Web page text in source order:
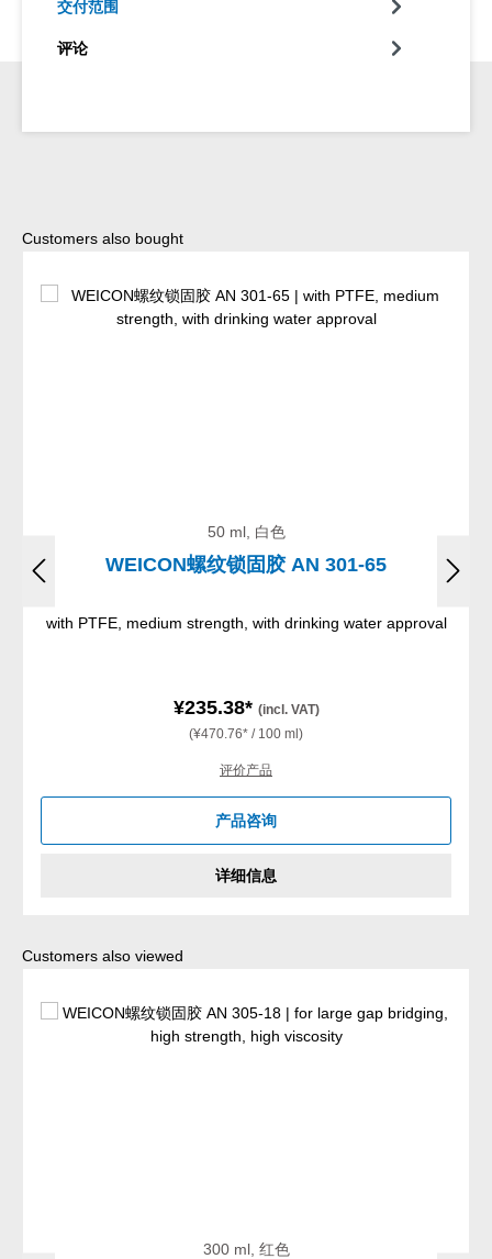
交付范围
评论
Skip product gallery
Customers also bought
50 ml, 白色
WEICON螺纹锁固胶 AN 301-65
with PTFE, medium strength, with drinking water approval
¥235.38* (incl. VAT)
(¥470.76* / 100 ml)
评价产品
产品咨询
详细信息
Skip product gallery
Customers also viewed
300 ml, 红色